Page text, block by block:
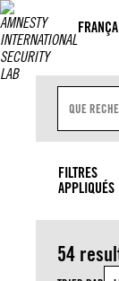
Aller
au
contenu
E
S
A
S
E
D
MOIS
PAYS
FILTRES
APPLIQUÉS
54